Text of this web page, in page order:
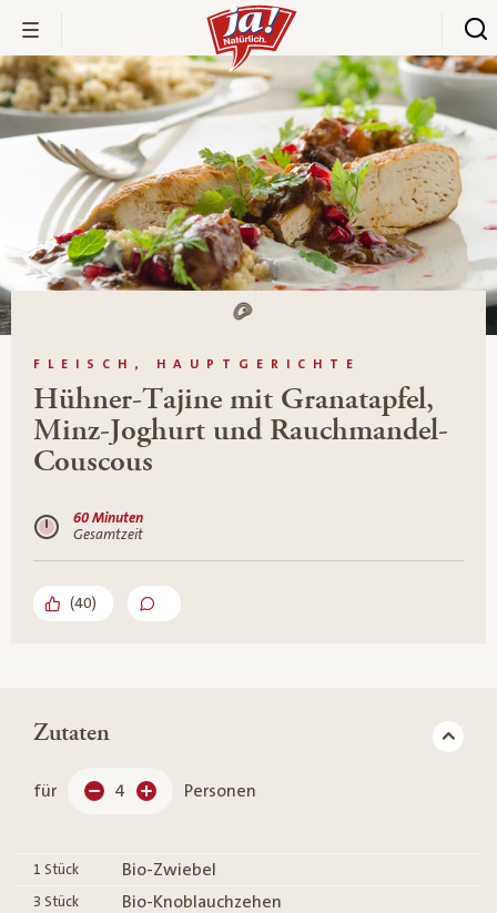
FLEISCH, HAUPTGERICHTE
Hühner-Tajine mit Granatapfel,
Minz-Joghurt und Rauchmandel-
Couscous
60 Minuten
Gesamtzeit
(40)
Zutaten
für 4 Personen
1 Stück Bio-Zwiebel
3 Stück Bio-Knoblauchzehen